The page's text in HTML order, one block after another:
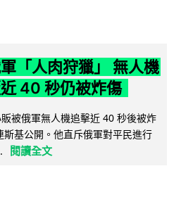
「人肉狩獵」 無人機
40 秒仍被炸傷
被俄軍無人機追擊近 40 秒後被炸
基公開。他直斥俄軍對平民進行
閱讀全文